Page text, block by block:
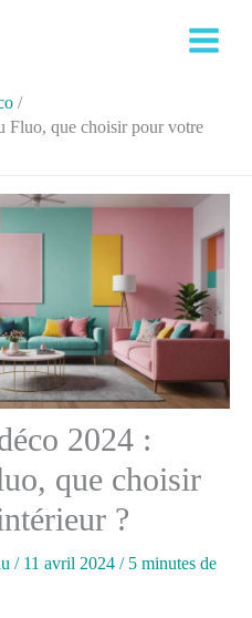
Fluo, que choisir pour votre
2024 :
que choisir
?
/ 11 avril 2024 / 5 minutes de